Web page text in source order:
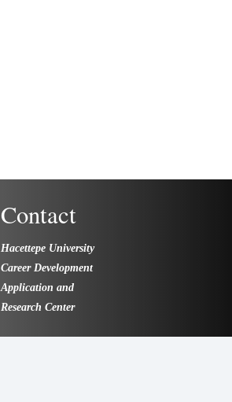
Contact
Hacettepe University
Career Development
Application and
Research Center